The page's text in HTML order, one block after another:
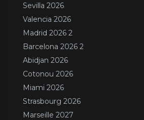
Sevilla 2026
Valencia 2026
Madrid 2026 2
Barcelona 2026 2
Abidjan 2026
Cotonou 2026
Miami 2026
Strasbourg 2026
Marseille 2027